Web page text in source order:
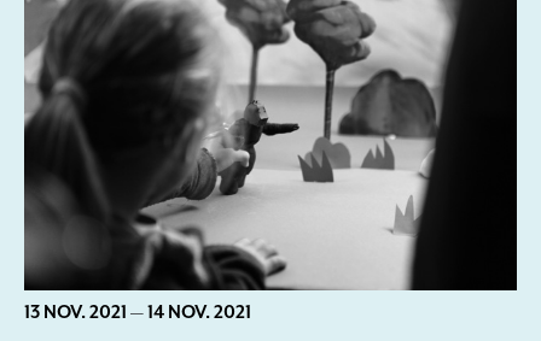
13 NOV. 2021 —14 NOV. 2021